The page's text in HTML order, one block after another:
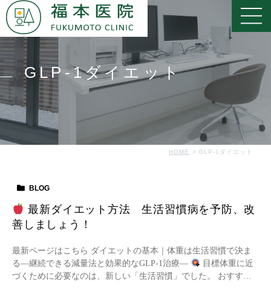
GLP-1ダイエット
HOME GLP-1ダイエット
BLOG
最新ダイエット方法 生活習慣病を予防、改
善しましょう！
最新ページはこちら ダイエットの基本｜体重は生活習慣で決ま
る―継続できる減量法と効果的なGLP-1治療―
目標体重に近
づくために必要なのは、新しい「生活習慣」でした。 おすすめ